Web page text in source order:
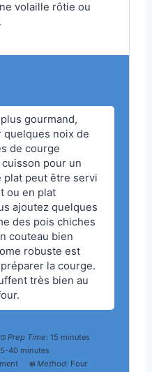
volaille rôtie ou
gourmand,
quelques noix de
de courge
pour un
plat peut être servi
ou en plat
ajoutez quelques
des pois chiches
couteau bien
robuste est
la courge.
très bien au
Prep Time: 15 minutes
40 minutes
Method: Four